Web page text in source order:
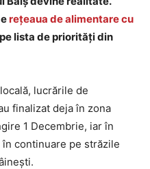
rețeaua de alimentare cu
lista de priorități din
lucrările de
finalizat deja în zona
1 Decembrie, iar în
în continuare pe străzile